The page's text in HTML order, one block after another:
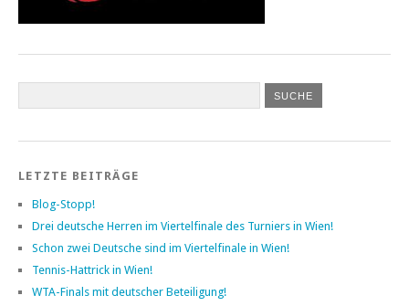
LETZTE BEITRÄGE
Blog-Stopp!
Drei deutsche Herren im Viertelfinale des Turniers in Wien!
Schon zwei Deutsche sind im Viertelfinale in Wien!
Tennis-Hattrick in Wien!
WTA-Finals mit deutscher Beteiligung!